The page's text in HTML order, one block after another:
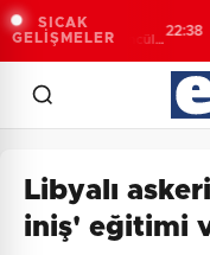
SICAK
GELİŞMELER
Biba:
bütüncül
22:38
Libyalı
iniş' eğitimi